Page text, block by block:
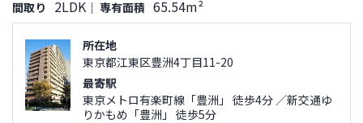
間取り 2LDK ｜ 専有面積 65.54m²
所在地
東京都江東区豊洲4丁目11-20
最寄駅
東京メトロ有楽町線「豊洲」 徒歩4分 ／新交通ゆ
りかもめ「豊洲」 徒歩5分